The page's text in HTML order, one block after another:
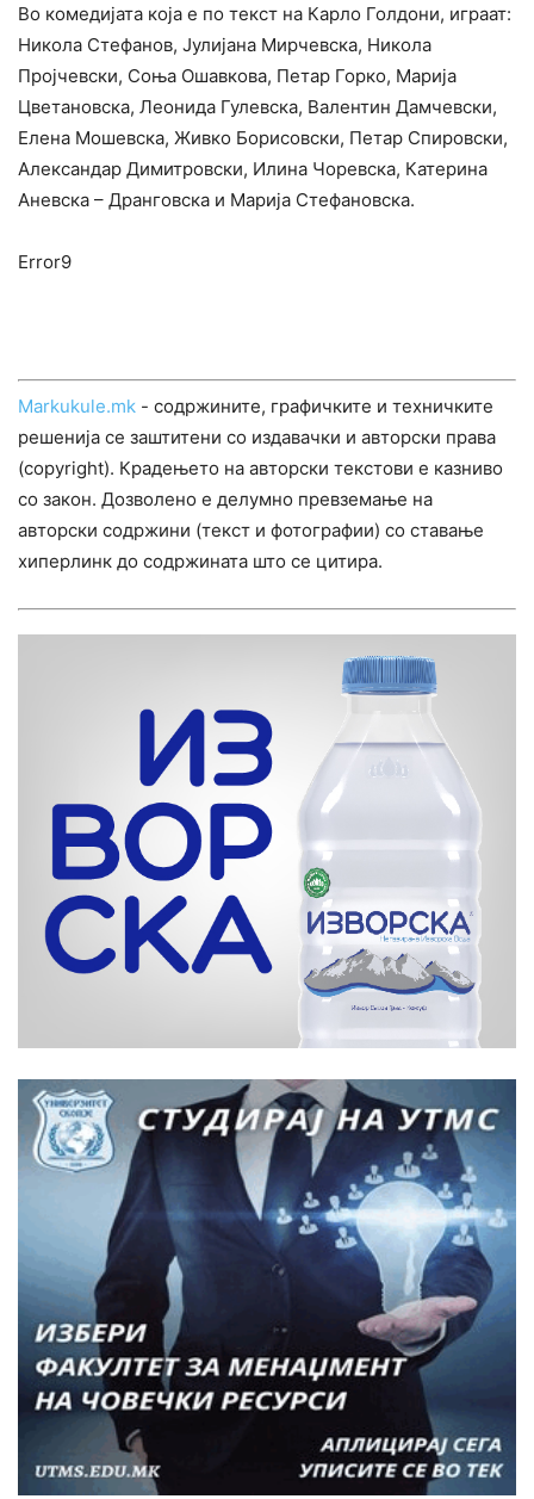
Во комедијата која е по текст на Карло Голдони, играат:
Никола Стефанов, Јулијана Мирчевска, Никола
Пројчевски, Соња Ошавкова, Петар Горко, Марија
Цветановска, Леонида Гулевска, Валентин Дамчевски,
Елена Мошевска, Живко Борисовски, Петар Спировски,
Александар Димитровски, Илина Чоревска, Катерина
Аневска – Дранговска и Марија Стефановска.
Error9
Markukule.mk - содржините, графичките и техничките
решенија се заштитени со издавачки и авторски права
(copyright). Крадењето на авторски текстови е казниво
со закон. Дозволено е делумно превземање на
авторски содржини (текст и фотографии) со ставање
хиперлинк до содржината што се цитира.